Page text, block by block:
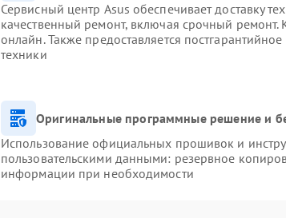
Сервисный центр Asus обеспечивает доставку
качественный ремонт, включая срочный ремонт.
онлайн. Также предоставляется
техники
Оригинальные программные решение и
Использование официальных прошивок и
пользовательскими данными: резервное
информации при необходимости